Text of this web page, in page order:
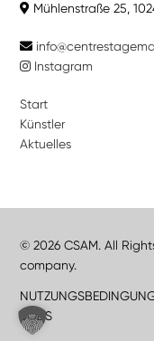
Mühlenstraße 25,
Instagram
Start
Künstler
Aktuelles
© 2026 CSAM. All
company.
JOBS